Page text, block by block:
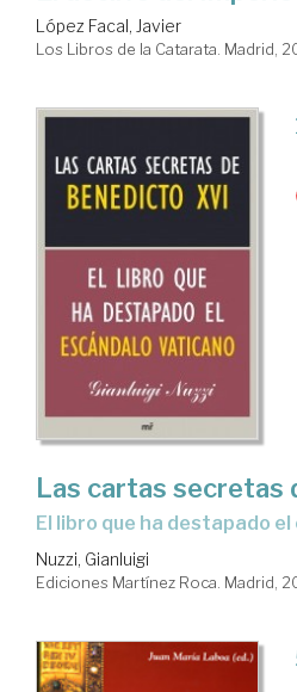
López Facal, Javier
Los Libros de la Catarata. Madrid,
Las cartas secretas
el libro que ha destapado
Nuzzi, Gianluigi
Ediciones Martínez Roca. Madrid,